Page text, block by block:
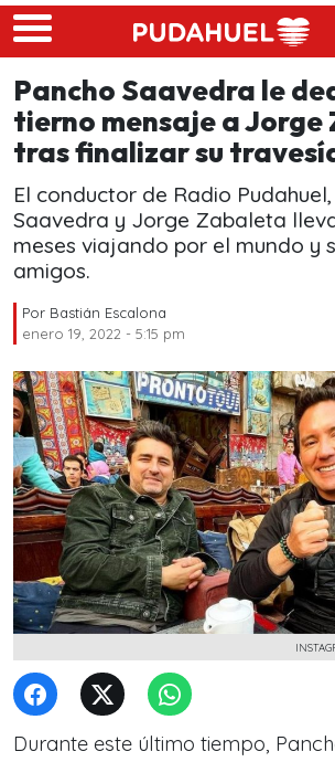
Skip to main content
Pancho Saavedra le
tierno mensaje a
tras finalizar su
El conductor de Radio
Saavedra y Jorge Zabaleta
meses viajando por el mundo y
amigos.
Por Bastián Escalona
enero 19, 2022 - 5:15 pm
Durante este último tiempo,